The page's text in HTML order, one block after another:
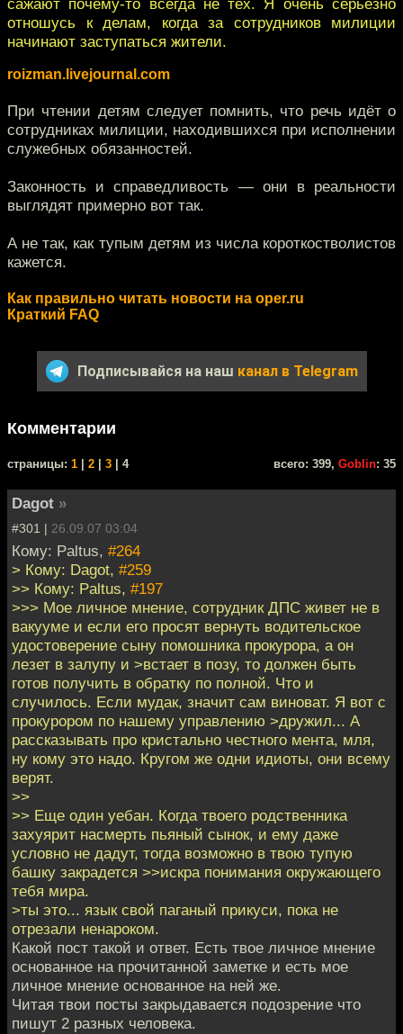
отношусь к делам, когда за сотрудников милиции
начинают заступаться жители.
roizman.livejournal.com
При чтении детям следует помнить, что речь идёт о
сотрудниках милиции, находившихся при исполнении
служебных обязанностей.
Законность и справедливость — они в реальности
выглядят примерно вот так.
А не так, как тупым детям из числа короткостволистов
кажется.
Как правильно читать новости на oper.ru
Краткий FAQ
Подписывайся на наш канал в Telegram
Комментарии
cтраницы: 1 2 3 | 4 всего: 399, Goblin: 35
Dagot »
#301 | 26.09.07 03:04
Кому: Paltus, #264
> Кому: Dagot, #259
>> Кому: Paltus, #197
>>> Мое личное мнение, сотрудник ДПС живет не в
вакууме и если его просят вернуть водительское
удостоверение сыну помошника прокурора, а он
лезет в залупу и >встает в позу, то должен быть
готов получить в обратку по полной. Что и
случилось. Если мудак, значит сам виноват. Я вот с
прокурором по нашему управлению >дружил... А
рассказывать про кристально честного мента, мля,
ну кому это надо. Кругом же одни идиоты, они всему
верят.
>>
>> Еще один уебан. Когда твоего родственника
захуярит насмерть пьяный сынок, и ему даже
условно не дадут, тогда возможно в твою тупую
башку закрадется >>искра понимания окружающего
тебя мира.
>ты это... язык свой паганый прикуси, пока не
отрезали ненароком.
Какой пост такой и ответ. Есть твое личное мнение
основанное на прочитанной заметке и есть мое
личное мнение основанное на ней же.
Читая твои посты закрыдавается подозрение что
пишут 2 разных человека.